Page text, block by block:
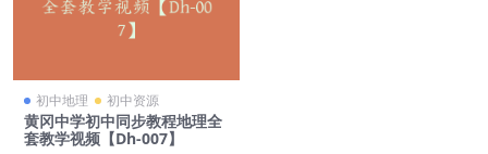
初中地理 初中资源
黄冈中学初中同步教程地理全
套教学视频【Dh-007】